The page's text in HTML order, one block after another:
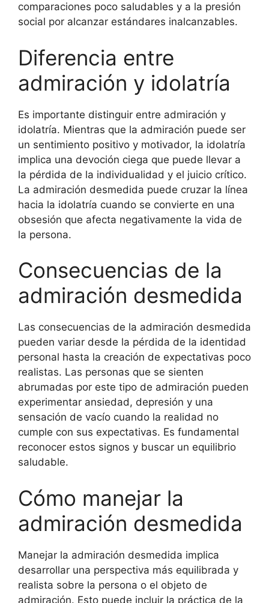
comparaciones poco saludables y a la presión
social por alcanzar estándares inalcanzables.
Diferencia entre
admiración y idolatría
Es importante distinguir entre admiración y
idolatría. Mientras que la admiración puede ser
un sentimiento positivo y motivador, la idolatría
implica una devoción ciega que puede llevar a
la pérdida de la individualidad y el juicio crítico.
La admiración desmedida puede cruzar la línea
hacia la idolatría cuando se convierte en una
obsesión que afecta negativamente la vida de
la persona.
Consecuencias de la
admiración desmedida
Las consecuencias de la admiración desmedida
pueden variar desde la pérdida de la identidad
personal hasta la creación de expectativas poco
realistas. Las personas que se sienten
abrumadas por este tipo de admiración pueden
experimentar ansiedad, depresión y una
sensación de vacío cuando la realidad no
cumple con sus expectativas. Es fundamental
reconocer estos signos y buscar un equilibrio
saludable.
Cómo manejar la
admiración desmedida
Manejar la admiración desmedida implica
desarrollar una perspectiva más equilibrada y
realista sobre la persona o el objeto de
admiración. Esto puede incluir la práctica de la